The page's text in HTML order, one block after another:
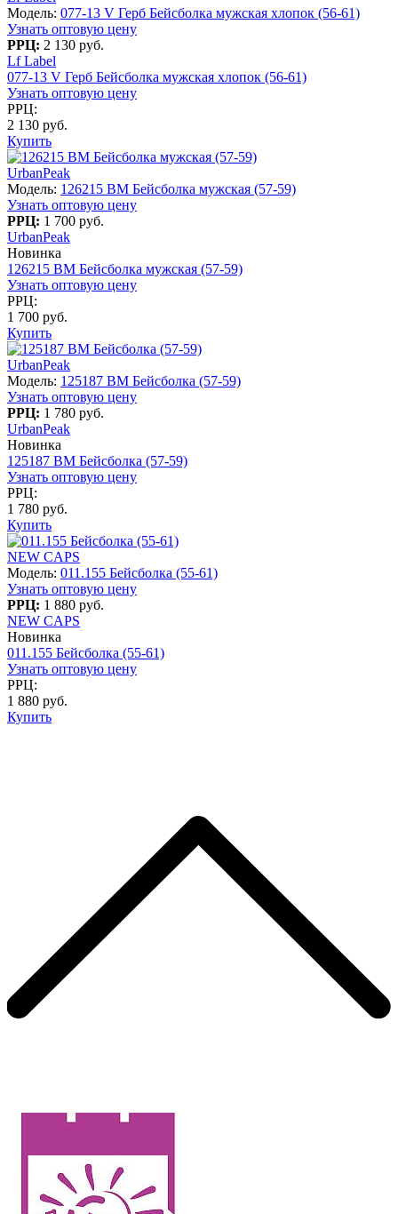
Модель: 077-13 V Герб Бейсболка мужская хлопок (56-61)
Узнать оптовую цену
РРЦ: 2 130 руб.
Lf Label
077-13 V Герб Бейсболка мужская хлопок (56-61)
Узнать оптовую цену
РРЦ:
2 130 руб.
Купить
UrbanPeak
Модель: 126215 BM Бейсболка мужская (57-59)
Узнать оптовую цену
РРЦ: 1 700 руб.
UrbanPeak
Новинка
126215 BM Бейсболка мужская (57-59)
Узнать оптовую цену
РРЦ:
1 700 руб.
Купить
UrbanPeak
Модель: 125187 BM Бейсболка (57-59)
Узнать оптовую цену
РРЦ: 1 780 руб.
UrbanPeak
Новинка
125187 BM Бейсболка (57-59)
Узнать оптовую цену
РРЦ:
1 780 руб.
Купить
NEW CAPS
Модель: 011.155 Бейсболка (55-61)
Узнать оптовую цену
РРЦ: 1 880 руб.
NEW CAPS
Новинка
011.155 Бейсболка (55-61)
Узнать оптовую цену
РРЦ:
1 880 руб.
Купить